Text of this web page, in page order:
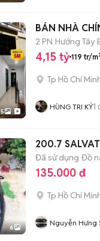
5
BÁN NHÀ
2 PN Hướng Tây
4,15 tỷ 119 tr/
Tp Hồ Chí
HÙNG TRI KỶ1
6
200.7
Đã sử dụng Đồ
135.000 đ
Tp Hồ Chí
Nguyễn Hưng